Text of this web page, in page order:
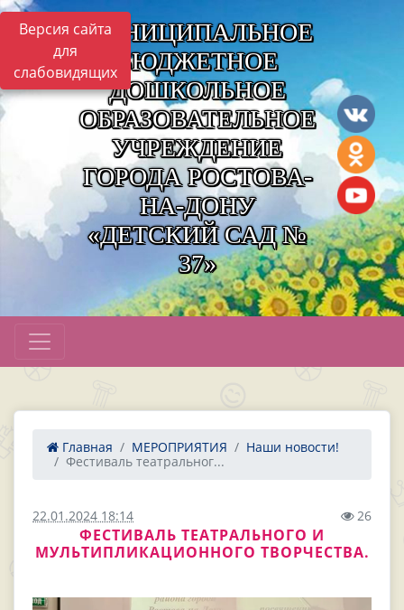
Версия сайта
для
слабовидящих
МУНИЦИПАЛЬНОЕ
БЮДЖЕТНОЕ
ДОШКОЛЬНОЕ
ОБРАЗОВАТЕЛЬНОЕ
УЧРЕЖДЕНИЕ
ГОРОДА РОСТОВА-
НА-ДОНУ
«ДЕТСКИЙ САД №
37»
Главная МЕРОПРИЯТИЯ
Наши новости!
Фестиваль театральног...
22.01.2024 18:14 26
ФЕСТИВАЛЬ ТЕАТРАЛЬНОГО И
МУЛЬТИПЛИКАЦИОННОГО ТВОРЧЕСТВА.